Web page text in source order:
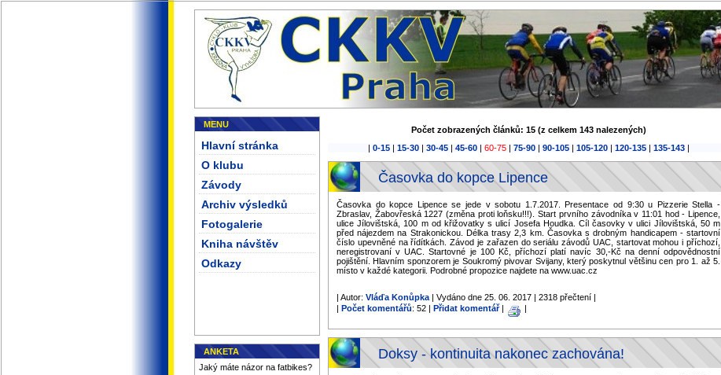
MENU
Hlavní stránka
O klubu
Závody
Archiv výsledků
Fotogalerie
Kniha návštěv
Odkazy
ANKETA
Jaký máte názor na fatbikes?
Počet zobrazených článků: 15 (z celkem 143 nalezených)
| 0-15| 15-30| 30-45| 45-60| 60-75| 75-90| 90-105| 105-120| 120-135| 135-143|
Časovka do kopce Lipence
Časovka do kopce Lipence se jede v sobotu 1.7.2017. Presentace od 9:30 u Pizzerie Stella -
Zbraslav, Žabovřeská 1227 (změna proti loňsku!!!). Start prvního závodníka v 11:01 hod - Lipence,
ulice Jílovištská, 100 m od křižovatky s ulicí Josefa Houdka. Cíl časovky v ulici Jílovištská, 50 m
před nájezdem na Strakonickou. Délka trasy 2,3 km. Časovka s drobným handicapem - startovní
číslo upevněné na řídítkách. Závod je zařazen do seriálu závodů UAC, startovat mohou i příchozí,
neregistrovaní v UAC. Startovné je 100 Kč, příchozí platí navíc 30,-Kč na denní odpovědnostní
pojištění. Hlavním sponzorem je Soukromý pivovar Svijany, který poskytnul většinu cen pro 1. až 5.
místo v každé kategorii. Podrobné propozice najdete na www.uac.cz
| Autor: Vláďa Konůpka | Vydáno dne 25. 06. 2017 | 2318 přečtení |
| Počet komentářů: 52 | Přidat komentář| |
Doksy - kontinuita nakonec zachována!